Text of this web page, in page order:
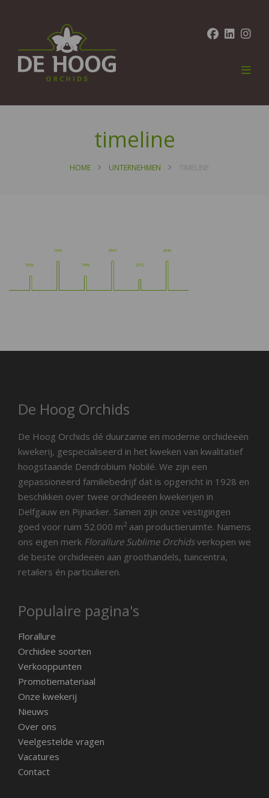
timeline
HOME UNTERNEHMEN TIMELINE
De Hoog Orchids
De Hoog Orchids dé duurzame en moderne orchideeën
kwekerij, gespecialiseerd in het kweken van kwalitatief
hoogstaande Dendrobium Nobilé. We zijn een
gepassioneerd familiebedrijf dat is opgericht in 1928 en
beschikken over twee orchideeën kwekerijen in
Delfgauw en Pijnacker. Samen zijn onze vestigingen
goed voor ruim 52.000 m2 aan productieruimte. Namens
ons eigen merk Florallure Sublime Orchidsverkopen we
de beste orchideeën aan groothandels, tuincentra,
retailers én particulieren.
Populaire pagina's
Florallure
Orchidee soorten
Verkooppunten
Promotiemateriaal
Onze kwekerij
Nieuws
Over ons
Veelgestelde vragen
Vacatures
Contact